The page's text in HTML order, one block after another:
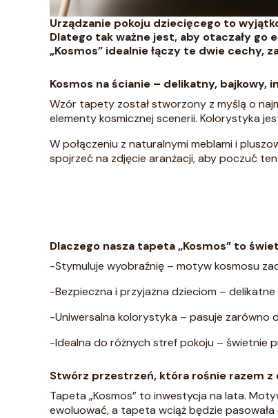
Urządzanie pokoju dziecięcego to
Dlatego tak ważne jest, aby otaczały
„Kosmos” idealnie łączy te dwie cechy,
Kosmos na ścianie – delikatny, bajkowy,
Wzór tapety został stworzony z myślą o
elementy kosmicznej scenerii. Kolorystyka
W połączeniu z naturalnymi meblami i
spojrzeć na zdjęcie aranżacji, aby poczuć
Dlaczego nasza tapeta „Kosmos” to
-Stymuluje wyobraźnię – motyw kosmosu
-Bezpieczna i przyjazna dzieciom –
-Uniwersalna kolorystyka – pasuje zarówno
-Idealna do różnych stref pokoju – świetnie
Stwórz przestrzeń, która rośnie razem z
Tapeta „Kosmos” to inwestycja na lata.
ewoluować, a tapeta wciąż będzie